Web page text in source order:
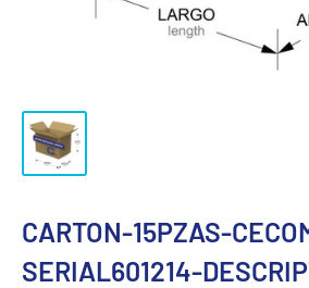
CARTON-15PZAS-
SERIAL601214-